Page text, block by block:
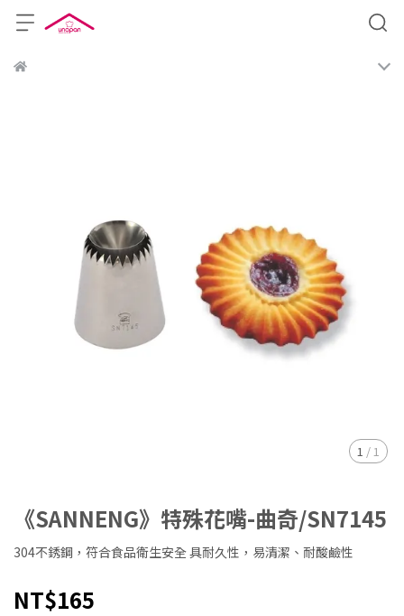
1 / 1
《SANNENG》特殊花嘴-曲奇/SN7145
304不銹鋼，符合食品衛生安全 具耐久性，易清潔、耐酸鹼性
NT$165